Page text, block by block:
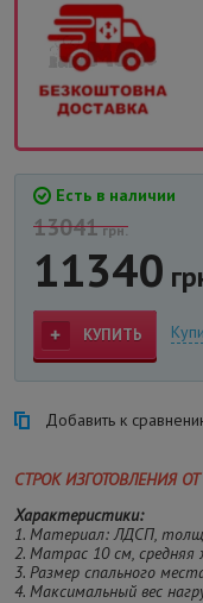
Есть в наличии
13041грн.
11340
КУПИТЬ
Добавить к
СТРОК ИЗГОТОВЛЕНИЯ
Характеристики:
1. Материал: ЛДСП,
2. Матрас 10 см, средняя
3. Размер спального
4. Максимальный вес